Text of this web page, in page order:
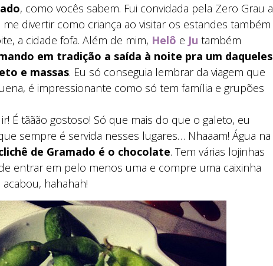
, como vocês sabem. Fui convidada pela Zero Grau a
divertir como criança ao visitar os estandes também
a cidade fofa. Além de mim, Helô e Ju também
em tradição a saída à noite pra um daqueles
e massas. Eu só conseguia lembrar da viagem que
é impressionante como só tem família e grupões
É tããão gostoso! Só que mais do que o galeto, eu
sempre é servida nesses lugares… Nhaaam! Água na
de Gramado é o chocolate. Tem várias lojinhas
entrar em pelo menos uma e compre uma caixinha
hahahah!